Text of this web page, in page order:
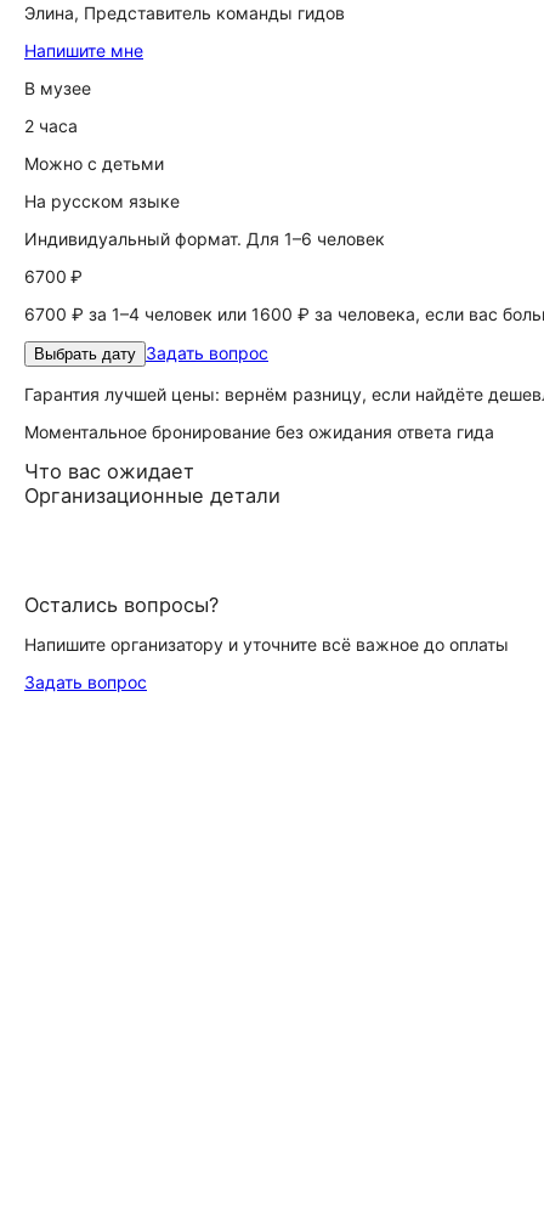
Элина, Представитель команды гидов
Напишите мне
В музее
2 часа
Можно с детьми
На русском языке
Индивидуальный формат. Для 1–6 человек
6700 ₽
6700 ₽ за 1–4 человек или 1600 ₽ за человека, если вас
Выбрать дату Задать вопрос
Гарантия лучшей цены: вернём разницу, если найдёте
Моментальное бронирование без ожидания ответа гида
Что вас ожидает
Организационные детали
Остались вопросы?
Напишите организатору и уточните всё важное до оплаты
Задать вопрос